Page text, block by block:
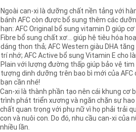
Ngoài can-xi là dưỡng chất nền tảng với
bánh AFC còn được bổ sung thêm các
hạn: AFC Original bổ sung vitamin D giúp
Fibre bổ sung chất xơ… giúp hệ tiêu hóa
dáng thon thả; AFC Western giàu DHA
trí nhớ; AFC Active bổ sung Vitamin E cho
Plain với lượng đường thấp giúp bảo vệ tim
tượng dinh dưỡng trên bao bì mới của AFC
bạn cần nhé!
Can-xi là thành phần tạo nên cái khung cơ
trình phát triển xương và ngăn chặn sự
chất quan trọng với phụ nữ vì họ phải trải
con và nuôi con. Do đó, nhu cầu can-xi của
nhiều lần.